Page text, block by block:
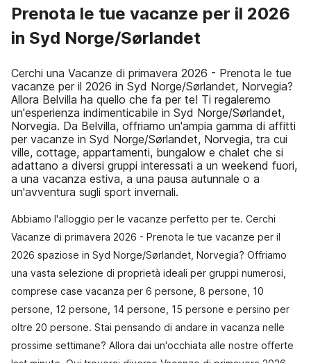
Prenota le tue vacanze per il 2026
in Syd Norge/Sørlandet
Cerchi una Vacanze di primavera 2026 - Prenota le tue
vacanze per il 2026 in Syd Norge/Sørlandet, Norvegia?
Allora Belvilla ha quello che fa per te! Ti regaleremo
un'esperienza indimenticabile in Syd Norge/Sørlandet,
Norvegia. Da Belvilla, offriamo un'ampia gamma di affitti
per vacanze in Syd Norge/Sørlandet, Norvegia, tra cui
ville, cottage, appartamenti, bungalow e chalet che si
adattano a diversi gruppi interessati a un weekend fuori,
a una vacanza estiva, a una pausa autunnale o a
un'avventura sugli sport invernali.
Abbiamo l'alloggio per le vacanze perfetto per te. Cerchi
Vacanze di primavera 2026 - Prenota le tue vacanze per il
2026 spaziose in Syd Norge/Sørlandet, Norvegia? Offriamo
una vasta selezione di proprietà ideali per gruppi numerosi,
comprese case vacanza per 6 persone, 8 persone, 10
persone, 12 persone, 14 persone, 15 persone e persino per
oltre 20 persone. Stai pensando di andare in vacanza nelle
prossime settimane? Allora dai un'occhiata alle nostre offerte